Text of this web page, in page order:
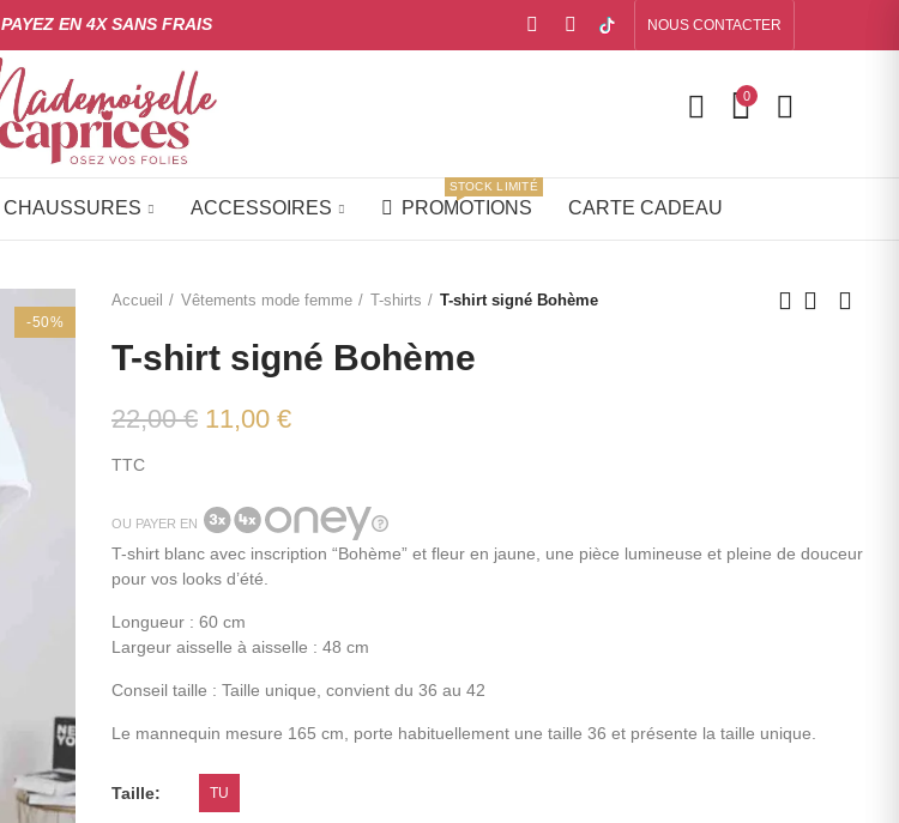
PAYEZ EN 4X SANS FRAIS NOUS CONTACTER
0
CHAUSSURES ACCESSOIRES PROMOTIONS
STOCK LIMITÉ
CARTE CADEAU
-50%
Accueil Vêtements mode femme T-shirts T-shirt signé Bohème
T-shirt signé Bohème
22,00 € 11,00 €
TTC
OU PAYER EN
T-shirt blanc avec inscription “Bohème” et fleur en jaune, une pièce lumineuse et pleine de douceur
pour vos looks d’été.
Longueur : 60 cm
Largeur aisselle à aisselle : 48 cm
Conseil taille : Taille unique, convient du 36 au 42
Le mannequin mesure 165 cm, porte habituellement une taille 36 et présente la taille unique.
Taille TU